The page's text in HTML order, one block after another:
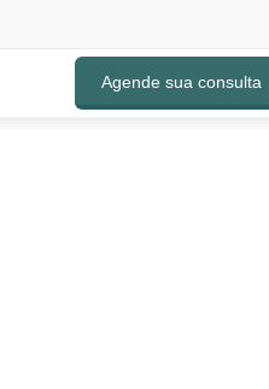
Agende sua consulta